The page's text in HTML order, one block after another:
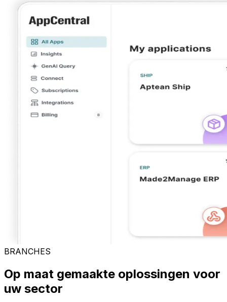
BRANCHES
Op maat gemaakte oplossingen voor
uw sector